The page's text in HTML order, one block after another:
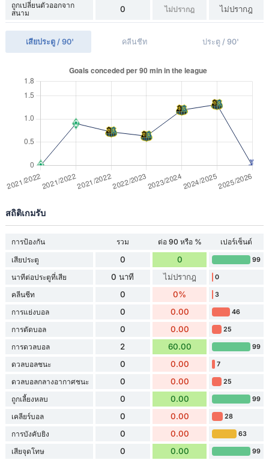
ถูกเปลี่ยนตัวออกจาก
สนาม
0 ไม่ปรากฎ ไม่ปรากฎ
เสียประตู / 90' คลีนชีท ประตู / 90'
สถิติเกมรับ
การป้องกัน รวม ต่อ 90 หรือ %
เปอร์เซ็นต์
เสียประตู
0 0 99
นาทีต่อประตูที่เสีย 0 นาที ไม่ปรากฎ 0
คลีนชีท 0 0% 3
การแย่งบอล 0 0.00 46
การตัดบอล 0 0.00 25
การดวลบอล 2 60.00 99
ดวลบอลชนะ 0 0.00 7
ดวลบอลกลางอากาศชนะ 0 0.00 25
ถูกเลี้ยงหลบ 0 0.00 99
เคลียร์บอล 0 0.00 28
การบังคับยิง 0 0.00 63
เสียจุดโทษ 0 0.00 99